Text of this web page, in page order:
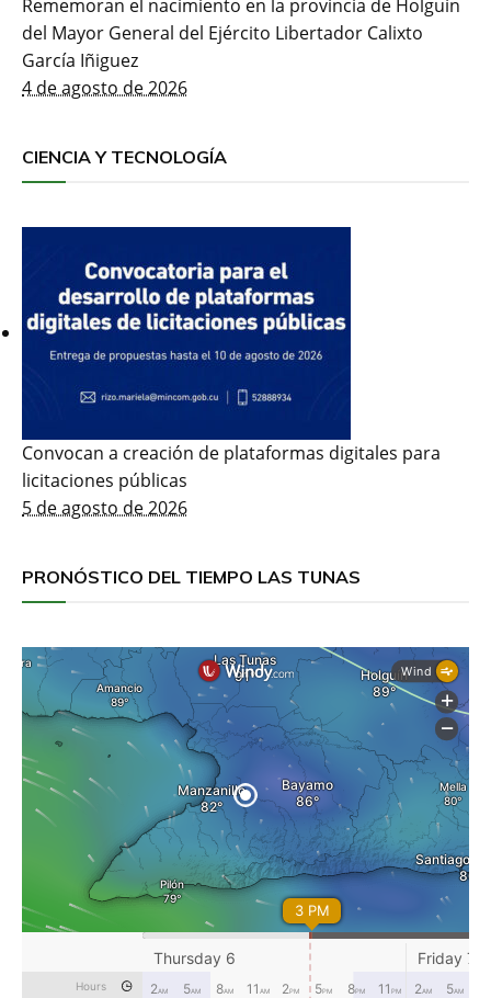
Rememoran el nacimiento en la provincia de Holguín
del Mayor General del Ejército Libertador Calixto
García Iñiguez
4 de agosto de 2026
CIENCIA Y TECNOLOGÍA
Convocan a creación de plataformas digitales para
licitaciones públicas
5 de agosto de 2026
PRONÓSTICO DEL TIEMPO LAS TUNAS